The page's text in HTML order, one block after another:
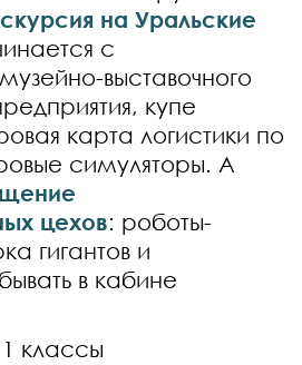
на Уральские
с
выставочного
купе
карта логистики по
симуляторы. А
цехов: роботы-
гигантов и
в кабине
классы